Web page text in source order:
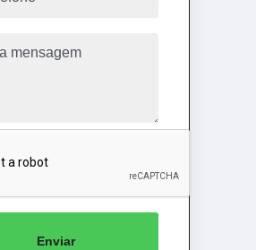
Enviar